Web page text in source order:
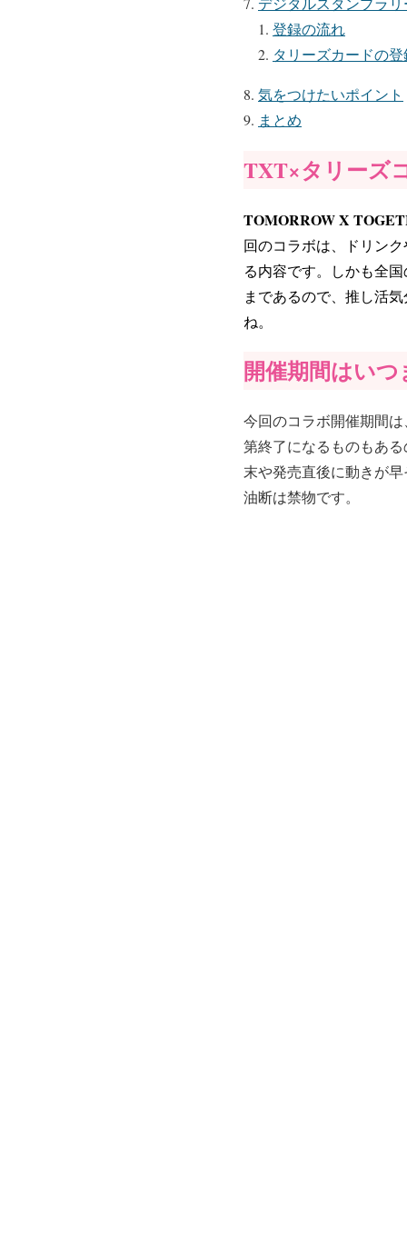
登録の流れ
タリーズカードの
気をつけたいポイント
まとめ
TXT×タリーズ
TOMORROW X
回のコラボは、ドリン
る内容です。しかも全
まであるので、推し活
ね。
開催期間はいつ
今回のコラボ開催期間は
第終了になるものもあ
末や発売直後に動きが
油断は禁物です。